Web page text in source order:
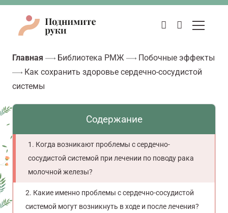
Главная Библиотека РМЖ
Побочные эффекты
Как сохранить здоровье сердечно-сосудистой
системы
Содержание
Когда возникают проблемы с сердечно-
сосудистой системой при лечении по поводу рака
молочной железы?
Какие именно проблемы с сердечно-сосудистой
системой могут возникнуть в ходе и после лечения?